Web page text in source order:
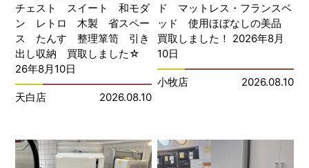
チェスト スイート 和モダ
ン レトロ 木製 省スペー
ス たんす 整理箪笥 引き
出し収納 買取しました☆
26年8月10日
天白店 2026.08.10
ド マットレス・フランスベ
ッド 使用ほぼなしの美品
買取しました！ 2026年8月
10日
小牧店 2026.08.10